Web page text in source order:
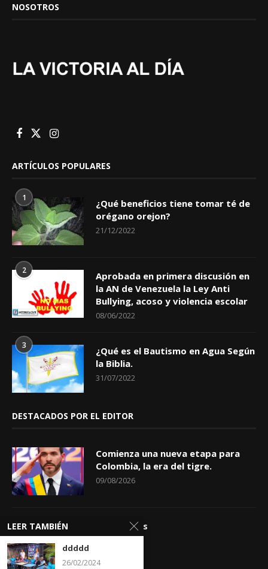
NOSOTROS
ARTÍCULOS POPULARES
1
¿Qué beneficios tiene tomar té de
orégano orejon?
21/12/2022
2
Aprobada en primera discusión en
la AN de Venezuela la Ley Anti
Bullying, acoso y violencia escolar
08/06/2022
3
¿Qué es el Bautismo en Agua Según
la Biblia.
31/07/2022
DESTACADOS POR EL EDITOR
Comienza una nueva etapa para
Colombia, la era del tigre.
09/08/2026
Apóstrofes
LEER TAMBIÉN
ddddd
26/02/2024